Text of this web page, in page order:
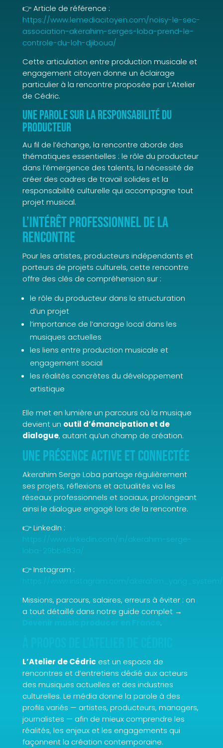
👉 Article de référence :
https://www.lemediacitoyen.com/noisy-le-sec-
association-akerahim-serges-loba-prend-le-
controle-du-loh-djiboua/
Cette articulation entre production musicale et
engagement citoyen donne un éclairage
particulier à la rencontre proposée par L’Atelier
de Cédric.
Une parole sur la responsabilité du
producteur
Au fil de l’échange, la rencontre aborde des
thématiques essentielles : le rôle du producteur
dans l’émergence des talents, la nécessité de
créer des cadres de travail solides et la
responsabilité culturelle qui accompagne tout
projet musical.
L’intérêt professionnel de la
rencontre
Pour les artistes, producteurs indépendants et
porteurs de projets culturels, cette rencontre
offre des clés de compréhension sur :
le rôle du producteur dans la structuration
d’un projet
l’importance de l’ancrage local dans les
musiques actuelles
les liens entre production musicale et
engagement social
les réalités concrètes du développement
artistique
Elle met en lumière un parcours où la musique
devient un outil d’émancipation et de
dialogue, autant qu’un champ de création.
Une présence active et connectée
Akerahim Serge Loba partage régulièrement
ses projets, réflexions et actualités via les
réseaux professionnels et sociaux, prolongeant
ainsi le dialogue engagé lors de la rencontre.
👉 LinkedIn :
https://www.linkedin.com/in/akerahim-serge-
loba-29bb483a/
👉 Instagram :
Missions, parcours, salaires, erreurs à éviter : on
a tout détaillé dans notre guide complet →
.
L’Atelier de Cédric est un espace de
rencontres et d’entretiens dédié aux acteurs
des musiques actuelles et des industries
culturelles. Le média donne la parole à des
profils variés — artistes, producteurs, managers,
journalistes — afin de mieux comprendre les
réalités, les enjeux et les engagements qui
façonnent la création contemporaine.